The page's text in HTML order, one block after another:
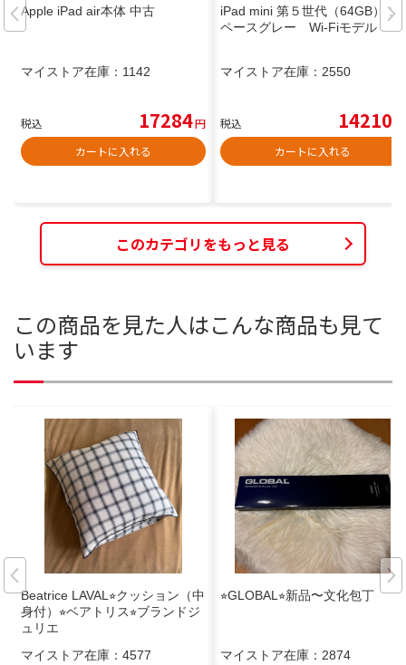
Apple iPad air本体 中古
マイストア在庫： 1142
税込 17284円
カートに入れる
iPad mini 第５世代（64GB） ス
ペースグレー Wi-Fiモデル
マイストア在庫： 2550
税込 14210
カートに入れる
このカテゴリをもっと見る
この商品を見た人はこんな商品も見て
います
Beatrice LAVAL⭐︎クッション（中
身付）⭐︎ベアトリス⭐︎ブランドジ
ュリエ
マイストア在庫： 4577
⭐︎GLOBAL⭐︎新品〜文化包丁
マイストア在庫： 2874